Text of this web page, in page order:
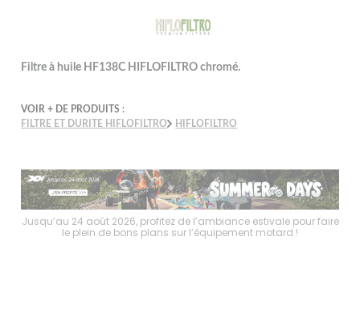
Filtre à huile HF138C HIFLOFILTRO chromé.
VOIR + DE PRODUITS :
FILTRE ET DURITE HIFLOFILTRO
HIFLOFILTRO
Jusqu’au 24 août 2026, profitez de l’ambiance estivale pour faire
le plein de bons plans sur l’équipement motard !